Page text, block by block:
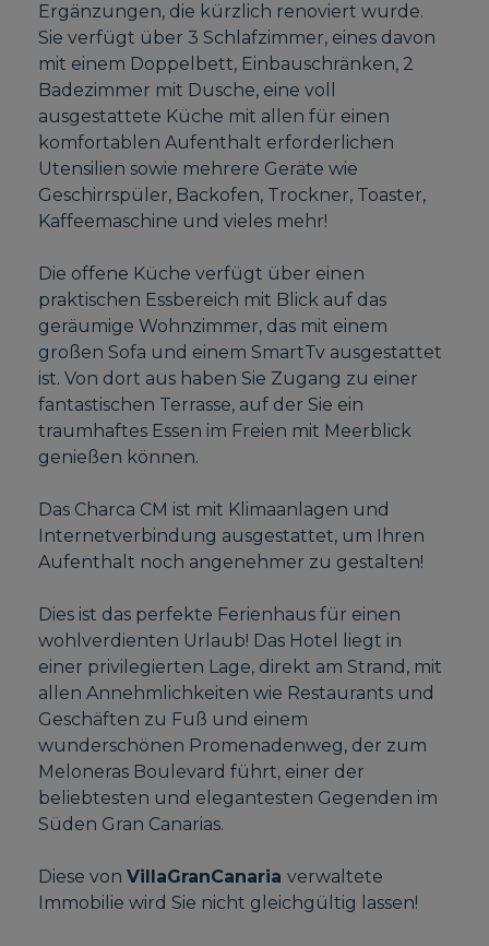
Ergänzungen, die kürzlich renoviert wurde.
Sie verfügt über 3 Schlafzimmer, eines davon
mit einem Doppelbett, Einbauschränken, 2
Badezimmer mit Dusche, eine voll
ausgestattete Küche mit allen für einen
komfortablen Aufenthalt erforderlichen
Utensilien sowie mehrere Geräte wie
Geschirrspüler, Backofen, Trockner, Toaster,
Kaffeemaschine und vieles mehr!
Die offene Küche verfügt über einen
praktischen Essbereich mit Blick auf das
geräumige Wohnzimmer, das mit einem
großen Sofa und einem SmartTv ausgestattet
ist. Von dort aus haben Sie Zugang zu einer
fantastischen Terrasse, auf der Sie ein
traumhaftes Essen im Freien mit Meerblick
genießen können.
Das Charca CM ist mit Klimaanlagen und
Internetverbindung ausgestattet, um Ihren
Aufenthalt noch angenehmer zu gestalten!
Dies ist das perfekte Ferienhaus für einen
wohlverdienten Urlaub! Das Hotel liegt in
einer privilegierten Lage, direkt am Strand, mit
allen Annehmlichkeiten wie Restaurants und
Geschäften zu Fuß und einem
wunderschönen Promenadenweg, der zum
Meloneras Boulevard führt, einer der
beliebtesten und elegantesten Gegenden im
Süden Gran Canarias.
Diese vonVillaGranCanariaverwaltete
Immobilie wird Sie nicht gleichgültig lassen!